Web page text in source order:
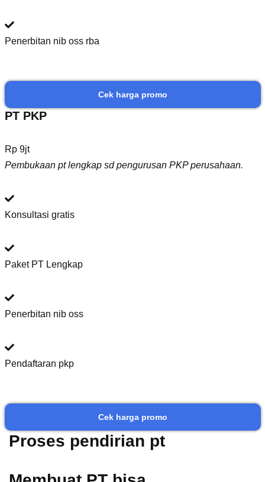
Penerbitan nib oss rba
Cek harga promo
PT PKP
Rp 9jt
Pembukaan pt lengkap sd pengurusan PKP perusahaan.
Konsultasi gratis
Paket PT Lengkap
Penerbitan nib oss
Pendaftaran pkp
Cek harga promo
Proses pendirian pt